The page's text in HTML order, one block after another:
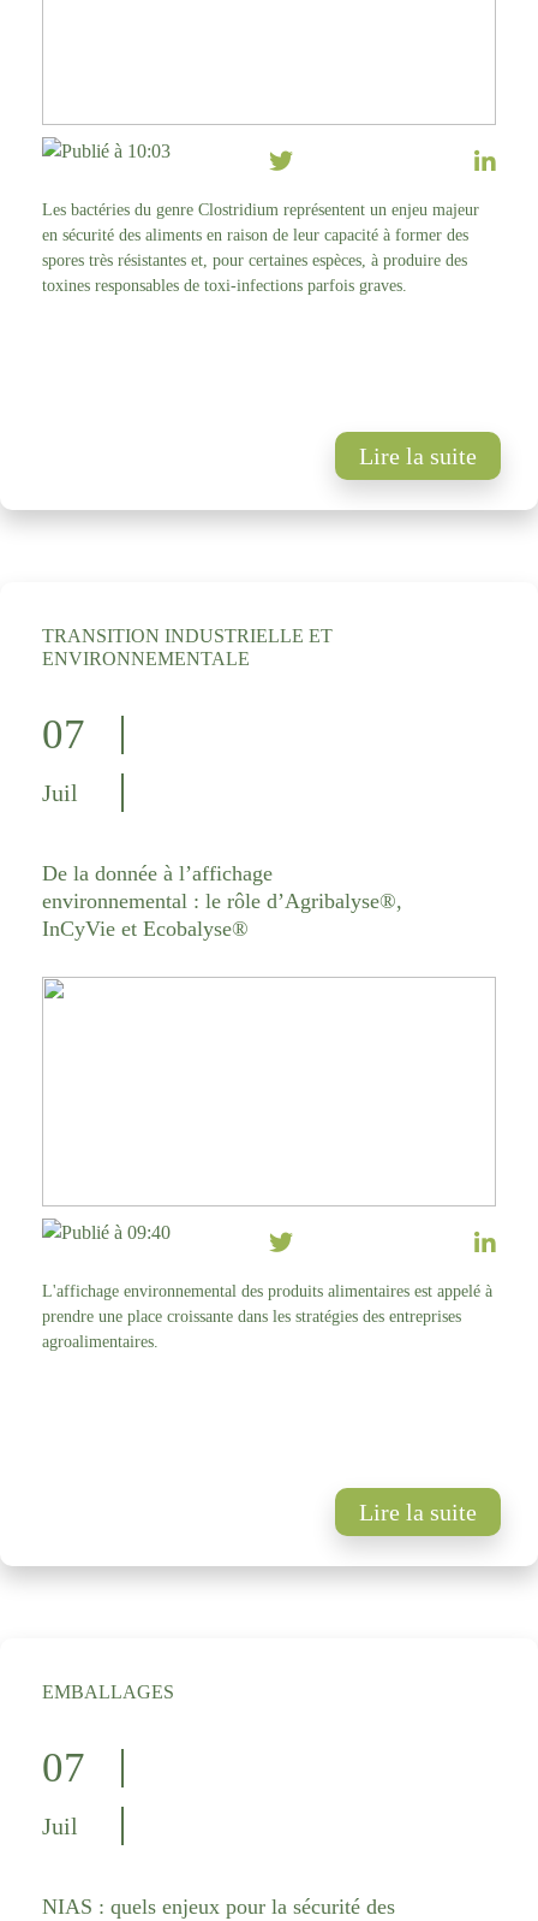
Publié à 10:03
Les bactéries du genre Clostridium représentent un enjeu majeur
en sécurité des aliments en raison de leur capacité à former des
spores très résistantes et, pour certaines espèces, à produire des
toxines responsables de toxi-infections parfois graves.
Lire la suite
TRANSITION INDUSTRIELLE ET
ENVIRONNEMENTALE
07
Juil
De la donnée à l’affichage
environnemental : le rôle d’Agribalyse®,
InCyVie et Ecobalyse®
Publié à 09:40
L'affichage environnemental des produits alimentaires est appelé à
prendre une place croissante dans les stratégies des entreprises
agroalimentaires.
Lire la suite
EMBALLAGES
07
Juil
NIAS : quels enjeux pour la sécurité des